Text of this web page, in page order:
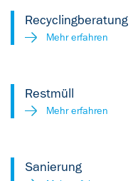
Recyclingberatung
Mehr erfahren
Restmüll
Mehr erfahren
Sanierung